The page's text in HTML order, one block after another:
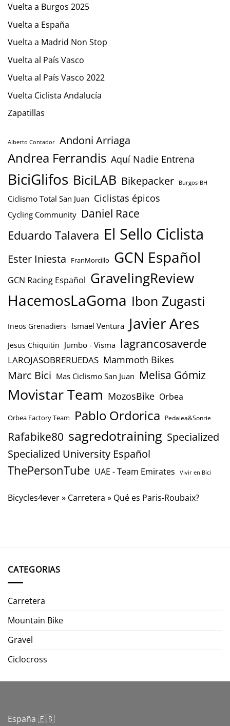
Vuelta a Burgos 2025
Vuelta a España
Vuelta a Madrid Non Stop
Vuelta al País Vasco
Vuelta al País Vasco 2022
Vuelta Ciclista Andalucía
Zapatillas
Alberto Contador Andoni Arriaga
Andrea Ferrandis Aquí Nadie Entrena
BiciGlifos BiciLAB Bikepacker Burgos-BH
Ciclismo Total San Juan Ciclistas épicos
Cycling Community Daniel Race
Eduardo Talavera El Sello Ciclista
Ester Iniesta FranMorcillo GCN Español
GCN Racing Español GravelingReview
HacemosLaGoma Ibon Zugasti
Ineos Grenadiers Ismael Ventura Javier Ares
Jesus Chiquitin Jumbo - Visma lagrancosaverde
LAROJASOBRERUEDAS Mammoth Bikes
Marc Bici Mas Ciclismo San Juan Melisa Gómiz
Movistar Team MozosBike Orbea
Orbea Factory Team Pablo Ordorica Pedalea&Sonrie
Rafabike80 sagredotraining Specialized
Specialized University Español
ThePersonTube UAE - Team Emirates Vivir en Bici
Bicycles4ever» Carretera » Qué es Paris-Roubaix?
CATEGORIAS
Carretera
Mountain Bike
Gravel
Ciclocross
España 🇪🇸